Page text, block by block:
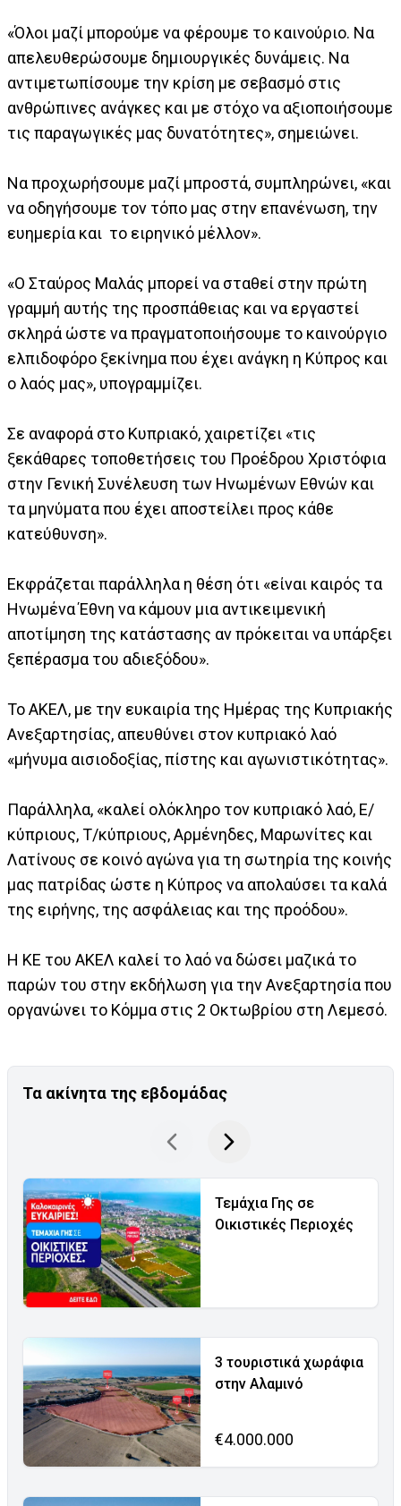
«Όλοι μαζί μπορούμε να φέρουμε το καινούριο. Να
απελευθερώσουμε δημιουργικές δυνάμεις. Να
αντιμετωπίσουμε την κρίση με σεβασμό στις
ανθρώπινες ανάγκες και με στόχο να αξιοποιήσουμε
τις παραγωγικές μας δυνατότητες», σημειώνει.
Να προχωρήσουμε μαζί μπροστά, συμπληρώνει, «και
να οδηγήσουμε τον τόπο μας στην επανένωση, την
ευημερία και το ειρηνικό μέλλον».
«Ο Σταύρος Μαλάς μπορεί να σταθεί στην πρώτη
γραμμή αυτής της προσπάθειας και να εργαστεί
σκληρά ώστε να πραγματοποιήσουμε το καινούργιο
ελπιδοφόρο ξεκίνημα που έχει ανάγκη η Κύπρος και
ο λαός μας», υπογραμμίζει.
Σε αναφορά στο Κυπριακό, χαιρετίζει «τις
ξεκάθαρες τοποθετήσεις του Προέδρου Χριστόφια
στην Γενική Συνέλευση των Ηνωμένων Εθνών και
τα μηνύματα που έχει αποστείλει προς κάθε
κατεύθυνση».
Εκφράζεται παράλληλα η θέση ότι «είναι καιρός τα
Ηνωμένα Έθνη να κάμουν μια αντικειμενική
αποτίμηση της κατάστασης αν πρόκειται να υπάρξει
ξεπέρασμα του αδιεξόδου».
Το ΑΚΕΛ, με την ευκαιρία της Ημέρας της Κυπριακής
Ανεξαρτησίας, απευθύνει στον κυπριακό λαό
«μήνυμα αισιοδοξίας, πίστης και αγωνιστικότητας».
Παράλληλα, «καλεί ολόκληρο τον κυπριακό λαό, Ε/
κύπριους, Τ/κύπριους, Αρμένηδες, Μαρωνίτες και
Λατίνους σε κοινό αγώνα για τη σωτηρία της κοινής
μας πατρίδας ώστε η Κύπρος να απολαύσει τα καλά
της ειρήνης, της ασφάλειας και της προόδου».
Η ΚΕ του ΑΚΕΛ καλεί το λαό να δώσει μαζικά το
παρών του στην εκδήλωση για την Ανεξαρτησία που
οργανώνει το Κόμμα στις 2 Οκτωβρίου στη Λεμεσό.
Τα ακίνητα της εβδομάδας
Τεμάχια Γης σε
Οικιστικές Περιοχές
3 τουριστικά χωράφια
στην Αλαμινό
€4.000.000